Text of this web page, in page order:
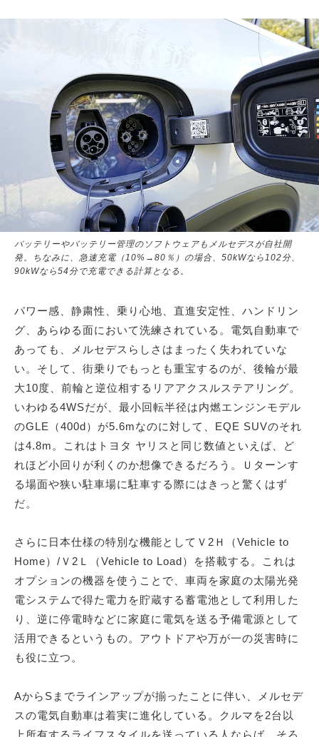
バッテリーやバッテリー管理のソフトウェアもメルセデスが自社開
発。ちなみに、急速充電（10%→80％）の場合、50kWなら102分、
90kWなら54分で充電できる計算となる。
パワー感、静粛性、乗り心地、直進安定性、ハンドリン
グ、あらゆる面において洗練されている。電気自動車で
あっても、メルセデスらしさはまったく失われていな
い。そして、街乗りでもっとも重宝するのが、後輪が最
大10度、前輪と逆位相するリアアクスルステアリング。
いわゆる4WSだが、最小回転半径は内燃エンジンモデル
のGLE（400d）が5.6mなのに対して、EQE SUVのそれ
は4.8m。これはトヨタ ヤリスと同じ数値といえば、ど
れほど小回りが利くのか想像できるだろう。Ｕターンす
る場面や狭い駐車場に駐車する際にはきっと驚くはず
だ。
さらに日本仕様の特別な機能としてＶ2Ｈ（Vehicle to
Home）/Ｖ2Ｌ（Vehicle to Load）を搭載する。これは
オプションの機器を使うことで、車両を家庭の太陽光発
電システムで得た電力を貯蔵する蓄電池として利用した
り、逆に停電時などに家庭に電気を送る予備電源として
活用できるというもの。アウトドアや万が一の災害時に
も役に立つ。
AからSまでラインアップが揃ったことに伴い、メルセデ
スの電気自動車は着実に進化している。クルマを2台以
上所有するライフスタイルを送っている人ならば、そろ